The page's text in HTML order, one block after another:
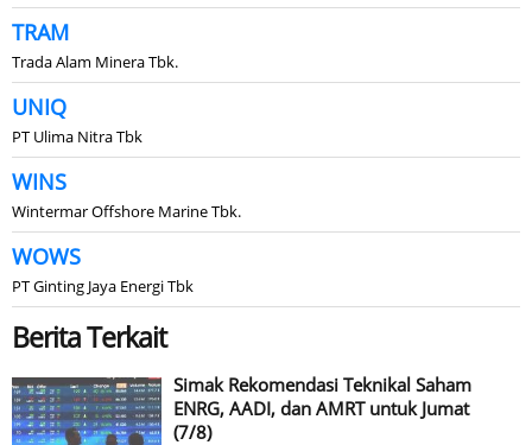
TRAM
Trada Alam Minera Tbk.
UNIQ
PT Ulima Nitra Tbk
WINS
Wintermar Offshore Marine Tbk.
WOWS
PT Ginting Jaya Energi Tbk
Berita Terkait
Simak Rekomendasi Teknikal Saham
ENRG, AADI, dan AMRT untuk Jumat
(7/8)